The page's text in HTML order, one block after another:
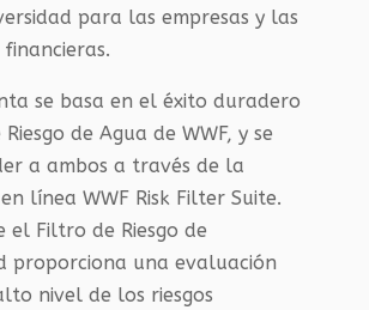
para las empresas y las
se basa en el éxito duradero
de Agua de WWF, y se
a ambos a través de la
línea WWF Risk Filter Suite.
el Filtro de Riesgo de
proporciona una evaluación
nivel de los riesgos